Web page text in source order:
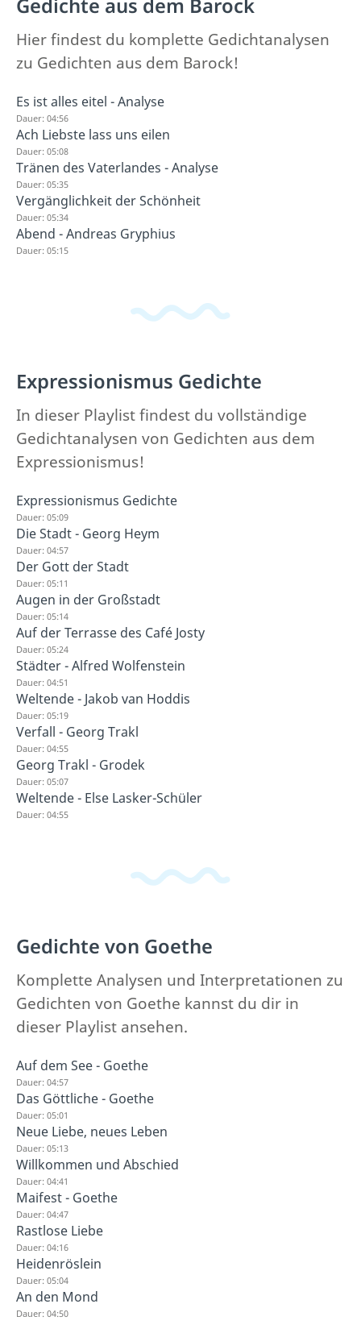
Gedichte aus dem Barock
Hier findest du komplette Gedichtanalysen
zu Gedichten aus dem Barock!
Es ist alles eitel - Analyse
Dauer: 04:56
Ach Liebste lass uns eilen
Dauer: 05:08
Tränen des Vaterlandes - Analyse
Dauer: 05:35
Vergänglichkeit der Schönheit
Dauer: 05:34
Abend - Andreas Gryphius
Dauer: 05:15
Expressionismus Gedichte
In dieser Playlist findest du vollständige
Gedichtanalysen von Gedichten aus dem
Expressionismus!
Expressionismus Gedichte
Dauer: 05:09
Die Stadt - Georg Heym
Dauer: 04:57
Der Gott der Stadt
Dauer: 05:11
Augen in der Großstadt
Dauer: 05:14
Auf der Terrasse des Café Josty
Dauer: 05:24
Städter - Alfred Wolfenstein
Dauer: 04:51
Weltende - Jakob van Hoddis
Dauer: 05:19
Verfall - Georg Trakl
Dauer: 04:55
Georg Trakl - Grodek
Dauer: 05:07
Weltende - Else Lasker-Schüler
Dauer: 04:55
Gedichte von Goethe
Komplette Analysen und Interpretationen zu
Gedichten von Goethe kannst du dir in
dieser Playlist ansehen.
Auf dem See - Goethe
Dauer: 04:57
Das Göttliche - Goethe
Dauer: 05:01
Neue Liebe, neues Leben
Dauer: 05:13
Willkommen und Abschied
Dauer: 04:41
Maifest - Goethe
Dauer: 04:47
Rastlose Liebe
Dauer: 04:16
Heidenröslein
Dauer: 05:04
An den Mond
Dauer: 04:50